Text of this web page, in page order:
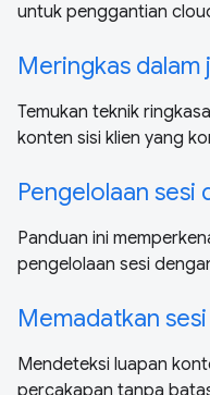
untuk penggantian
Meringkas
Temukan teknik
konten sisi klien yang
Pengelolaan sesi
Panduan ini
pengelolaan sesi
Memadatkan
Mendeteksi luapan